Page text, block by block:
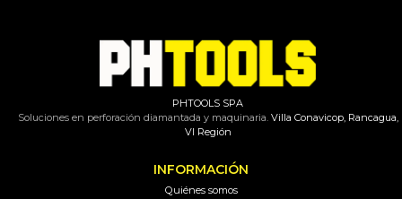
PHTOOLS SPA
Soluciones en perforación diamantada y maquinaria.Villa Conavicop, Rancagua,
VI Región
INFORMACIÓN
Quiénes somos